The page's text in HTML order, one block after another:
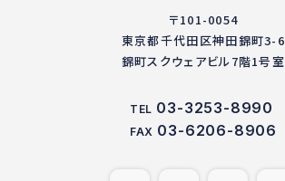
〒101-0054
東京都千代田区神田錦町3-6
錦町スクウェアビル7階1号室
TEL 03-3253-8990
FAX 03-6206-8906